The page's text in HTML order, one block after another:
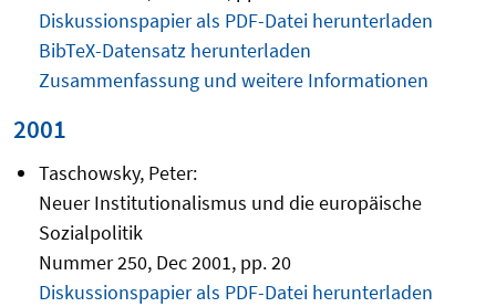
Diskussionspapier als PDF-Datei herunterladen
BibTeX-Datensatz herunterladen
Zusammenfassung und weitere Informationen
2001
Taschowsky, Peter:
Neuer Institutionalismus und die europäische
Sozialpolitik
Nummer 250, Dec 2001, pp. 20
Diskussionspapier als PDF-Datei herunterladen